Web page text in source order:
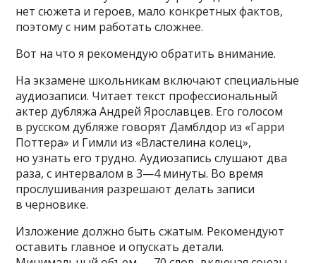
нет сюжета и героев, мало конкретных фактов,
поэтому с ним работать сложнее.
Вот на что я рекомендую обратить внимание.
На экзамене школьникам включают специальные
аудиозаписи. Читает текст профессиональный
актер дубляжа Андрей Ярославцев. Его голосом
в русском дубляже говорят Дамблдор из «Гарри
Поттера» и Гимли из «Властелина колец»,
но узнать его трудно. Аудиозапись слушают два
раза, с интервалом в 3—4 минуты. Во время
прослушивания разрешают делать записи
в черновике.
Изложение должно быть сжатым. Рекомендуют
оставить главное и опускать детали.